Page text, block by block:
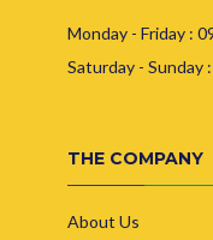
Monday - Friday :
Saturday - Sunday
THE COMPANY
About Us